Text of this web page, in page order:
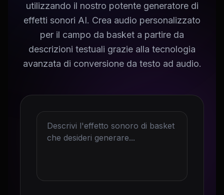
utilizzando il nostro potente generatore di
effetti sonori AI. Crea audio personalizzato
per il campo da basket a partire da
descrizioni testuali grazie alla tecnologia
avanzata di conversione da testo ad audio.